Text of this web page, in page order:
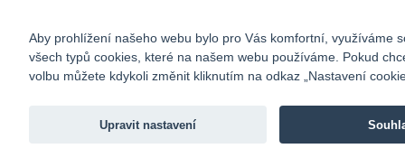
Fio banka
Fio banka
Aby prohlížení našeho webu bylo pro Vás komfortní, využíváme
všech typů cookies, které na našem webu používáme. Pokud
volbu můžete kdykoli změnit kliknutím na odkaz „Nastavení
Upravit nastavení